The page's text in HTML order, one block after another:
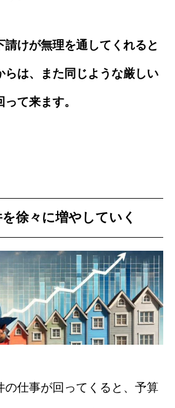
請けが無理を通してくれると
らは、また同じような厳しい
て来ます。
徐々に増やしていく
の仕事が回ってくると、予算